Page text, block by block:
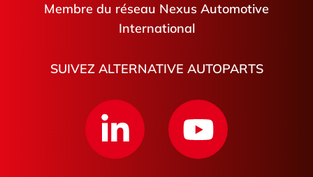
Membre du réseau Nexus Automotive
International
SUIVEZ ALTERNATIVE AUTOPARTS